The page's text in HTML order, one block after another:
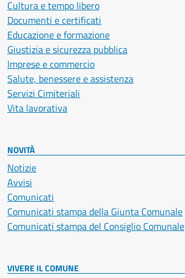
Cultura e tempo libero
Documenti e certificati
Educazione e formazione
Giustizia e sicurezza pubblica
Imprese e commercio
Salute, benessere e assistenza
Servizi Cimiteriali
Vita lavorativa
NOVITÀ
Notizie
Avvisi
Comunicati
Comunicati stampa della Giunta Comunale
Comunicati stampa del Consiglio Comunale
VIVERE IL COMUNE